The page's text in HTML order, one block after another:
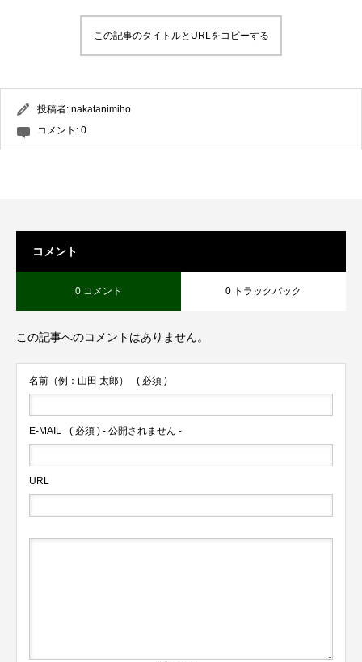
この記事のタイトルとURLをコピーする
投稿者: nakatanimiho
コメント: 0
コメント
0 コメント 0 トラックバック
この記事へのコメントはありません。
名前（例：山田 太郎） ( 必須 )
E-MAIL ( 必須 ) - 公開されません -
URL